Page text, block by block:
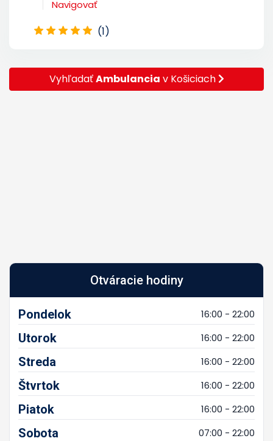
Navigovať
(1)
VyhľadaťAmbulancia v Košiciach
Otváracie hodiny
Pondelok 16:00 - 22:00
Utorok 16:00 - 22:00
Streda 16:00 - 22:00
Štvrtok 16:00 - 22:00
Piatok 16:00 - 22:00
Sobota 07:00 - 22:00